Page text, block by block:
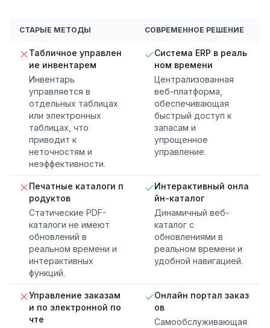
СТАРЫЕ МЕТОДЫ СОВРЕМЕННОЕ РЕШЕНИЕ
Табличное управлен
ие инвентарем
Инвентарь
управляется в
отдельных таблицах
или электронных
таблицах, что
приводит к
неточностям и
неэффективности.
Система ERP в реаль
ном времени
Централизованная
веб-платформа,
обеспечивающая
быстрый доступ к
запасам и
упрощенное
управление.
Печатные каталоги п
родуктов
Статические PDF-
каталоги не имеют
обновлений в
реальном времени и
интерактивных
функций.
Интерактивный онла
йн-каталог
Динамичный веб-
каталог с
обновлениями в
реальном времени и
удобной навигацией.
Управление заказам
и по электронной по
чте
Онлайн портал заказ
ов
Самообслуживающая